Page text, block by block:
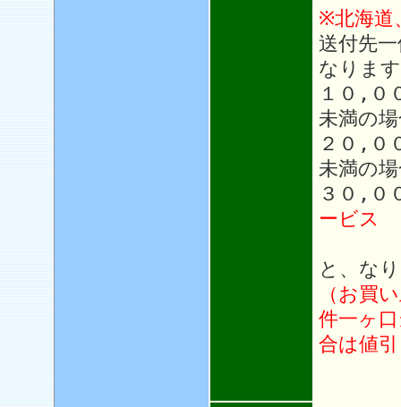
※北海道
送付先
なりま
１０,０
未満の
２０,０
未満の
３０,０
ービス
と、な
（お買
件一ヶ
合は値